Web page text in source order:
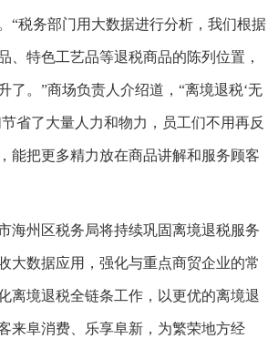
“税务部门用大数据进行分析，我们根据
、特色工艺品等退税商品的陈列位置，
了。”商场负责人介绍道，“离境退税‘无
省了大量人力和物力，员工们不用再反
能把更多精力放在商品讲解和服务顾客
海州区税务局将持续巩固离境退税服务
大数据应用，强化与重点商贸企业的常
离境退税全链条工作，以更优的离境退
来阜消费、乐享阜新，为繁荣地方经